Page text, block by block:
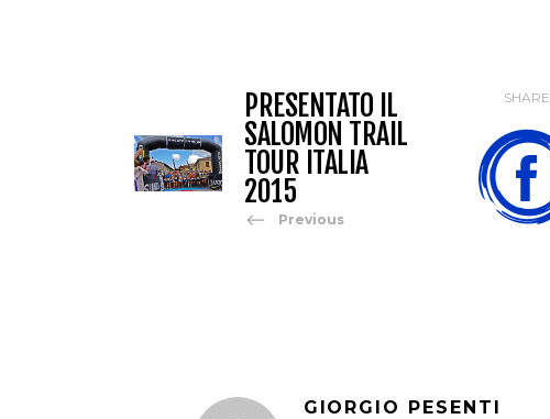
PRESENTATO IL
SALOMON TRAIL
TOUR ITALIA
2015
Previous
SHARE
GIORGIO PESENTI